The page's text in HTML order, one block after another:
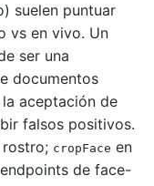
suelen puntuar
vs en vivo. Un
ser una
documentos
aceptación de
falsos positivos.
rostro; cropFace en
de face-